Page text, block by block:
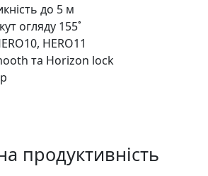
до 5 м
огляду 155˚
HERO11
та Horizon lock
продуктивність